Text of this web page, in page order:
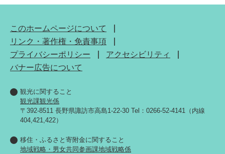
このホームページについて
リンク・著作権・免責事項
プライバシーポリシー
アクセシビリティ
バナー広告について
観光に関すること
観光課観光係
〒392-8511 長野県諏訪市高島1-22-30 Tel：0266-52-4141（内線
404,421,422）
移住・ふるさと寄附金に関すること
地域戦略・男女共同参画課地域戦略係